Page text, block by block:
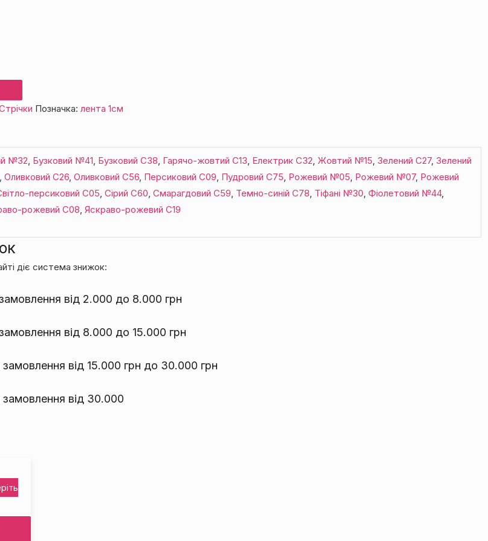
Позначка: лента 1см
№32 Бузковий №41 Бузковий С38 Гарячо-жовтий С13 Електрик С32 Жовтий №15 Зелений С27, Зелений
Оливковий С26, Оливковий С56, Персиковий С09 Пудровий С75 Рожевий №05 Рожевий №07, Рожевий
персиковий С05 Сірий С60 Смарагдовий С59 Темно-синій С78 Тіфані №30 Фіолетовий №44,
рожевий С08 Яскраво-рожевий С19
діє система знижок:
від 2.000 до 8.000 грн
від 8.000 до 15.000 грн
від 15.000 грн до 30.000 грн
від 30.000